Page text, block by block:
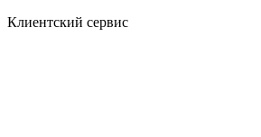
Клиентский сервис